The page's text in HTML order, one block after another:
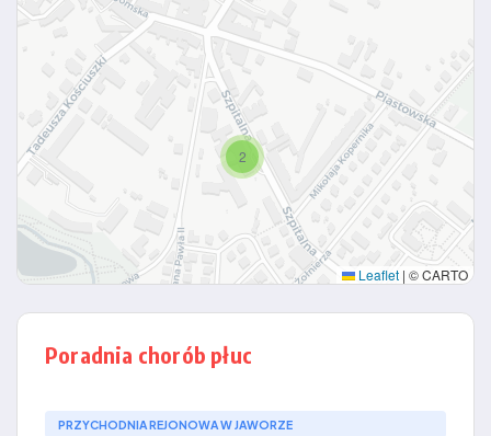
2
Leaflet | © CARTO
Poradnia chorób płuc
PRZYCHODNIA REJONOWA W JAWORZE